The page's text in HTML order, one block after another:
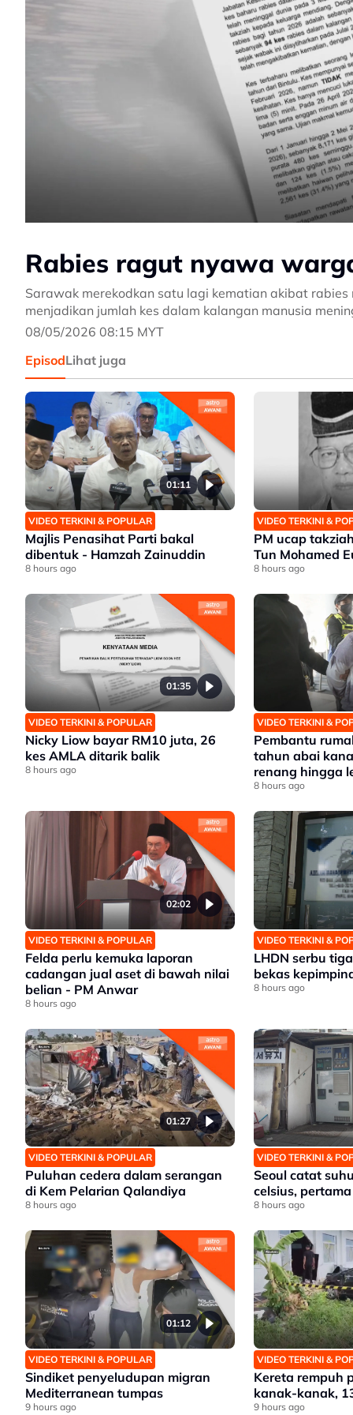
Rabies ragut nyawa
Sarawak merekodkan satu lagi kematian akibat
menjadikan jumlah kes dalam kalangan manusia
08/05/2026 08:15 MYT
EpisodLihat juga
01:11
VIDEO TERKINI & POPULAR
Majlis Penasihat Parti bakal
dibentuk - Hamzah Zainuddin
8 hours ago
VIDEO TERKINI &
PM ucap
Tun Mohamed
8 hours ago
01:35
VIDEO TERKINI & POPULAR
Nicky Liow bayar RM10 juta, 26
kes AMLA ditarik balik
8 hours ago
VIDEO TERKINI &
Pembantu
tahun abai
renang hingga
8 hours ago
02:02
VIDEO TERKINI & POPULAR
Felda perlu kemuka laporan
cadangan jual aset di bawah nilai
belian - PM Anwar
8 hours ago
VIDEO TERKINI &
LHDN serbu
bekas
8 hours ago
01:27
VIDEO TERKINI & POPULAR
Puluhan cedera dalam serangan
di Kem Pelarian Qalandiya
8 hours ago
VIDEO TERKINI &
Seoul catat
celsius,
8 hours ago
01:12
VIDEO TERKINI & POPULAR
Sindiket penyeludupan migran
Mediterranean tumpas
9 hours ago
VIDEO TERKINI &
Kereta rempuh
kanak-kanak,
9 hours ago